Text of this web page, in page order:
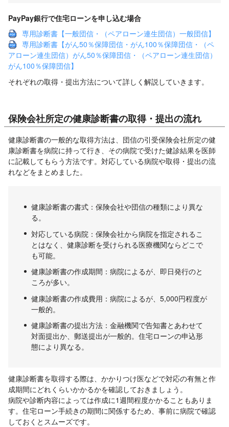
PayPay銀行で住宅ローンを申し込む場合
専用診断書【一般団信・（ペアローン連生団信）一般団信】
専用診断書【がん50％保障団信・がん100％保障団信・（ペ
アローン連生団信）がん50％保障団信・（ペアローン連生団信）
がん100％保障団信】
それぞれの取得・提出方法について詳しく解説していきます。
保険会社所定の健康診断書の取得・提出の流れ
健康診断書の一般的な取得方法は、団信の引受保険会社所定の健
康診断書を病院に持って行き、その病院で受けた健診結果を医師
に記載してもらう方法です。対応している病院や取得・提出の流
れなどをまとめました。
健康診断書の書式：保険会社や団信の種類により異な
る。
対応している病院：保険会社から病院を指定されるこ
とはなく、健康診断を受けられる医療機関ならどこで
も可能。
健康診断書の作成期間：病院によるが、即日発行のと
ころが多い。
健康診断書の作成費用：病院によるが、5,000円程度が
一般的。
健康診断書の提出方法：金融機関で告知書とあわせて
対面提出か、郵送提出が一般的。住宅ローンの申込形
態により異なる。
健康診断書を取得する際は、かかりつけ医などで対応の有無と作
成期間にどれくらいかかるかを確認しておきましょう。
病院や診断内容によっては作成に1週間程度かかることもありま
す。住宅ローン手続きの期間に関係するため、事前に病院で確認
しておくとスムーズです。